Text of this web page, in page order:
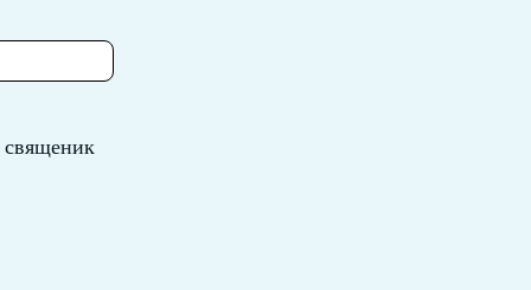
священик